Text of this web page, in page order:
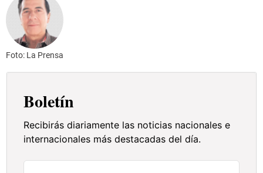
Foto: La Prensa
Boletín
Recibirás diariamente las noticias nacionales e
internacionales más destacadas del día.